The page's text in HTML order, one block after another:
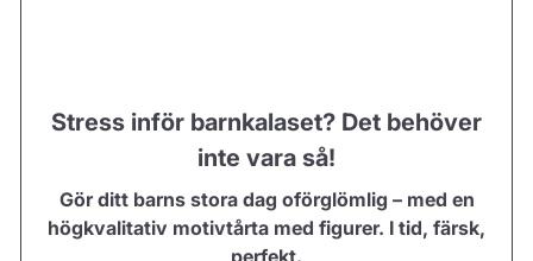
Stress inför barnkalaset? Det behöver
inte vara så!
Gör ditt barns stora dag oförglömlig – med en
högkvalitativ motivtårta med figurer. I tid, färsk,